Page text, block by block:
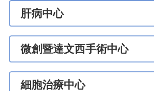
肝病中心
微創暨達文西手術中心
細胞治療中心